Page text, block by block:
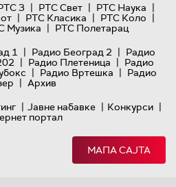
3 | РТС Свет | РТС Наука |
| РТС Класика | РТС Коло |
Музика | РТС Полетарац
1 | Радио Београд 2 | Радио
| Радио Плетеница | Радио
| Радио Вртешка | Радио
| Архив
| Јавне набавке | Конкурси |
портал
МАПА САЈТА